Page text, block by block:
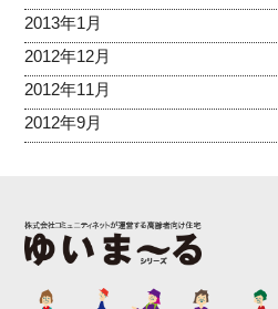
2013年1月
2012年12月
2012年11月
2012年9月